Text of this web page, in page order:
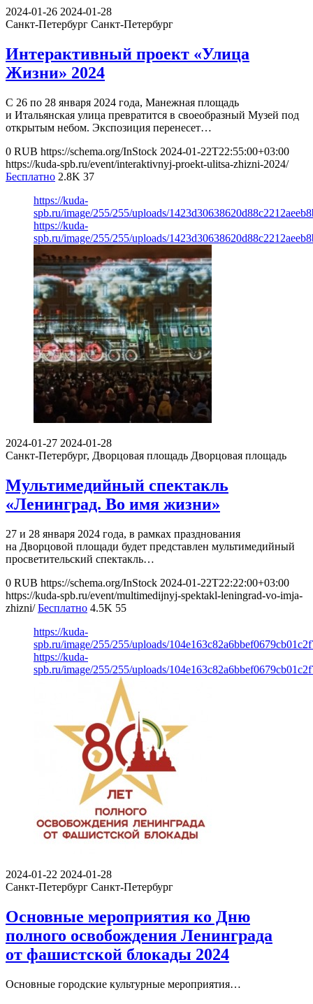
2024-01-26 2024-01-28
Санкт-Петербург Санкт-Петербург
Интерактивный проект «Улица
Жизни» 2024
С 26 по 28 января 2024 года, Манежная площадь
и Итальянская улица превратится в своеобразный Музей под
открытым небом. Экспозиция перенесет…
0 RUB https://schema.org/InStock 2024-01-22T22:55:00+03:00
https://kuda-spb.ru/event/interaktivnyj-proekt-ulitsa-zhizni-2024/
Бесплатно 2.8K 37
https://kuda-
spb.ru/image/255/255/uploads/
https://kuda-
spb.ru/image/255/255/uploads/
2024-01-27 2024-01-28
Санкт-Петербург, Дворцовая площадь Дворцовая площадь
Мультимедийный спектакль
«Ленинград. Во имя жизни»
27 и 28 января 2024 года, в рамках празднования
на Дворцовой площади будет представлен мультимедийный
просветительский спектакль…
0 RUB https://schema.org/InStock 2024-01-22T22:22:00+03:00
https://kuda-spb.ru/event/multimedijnyj-spektakl-leningrad-vo-imja-
zhizni/ Бесплатно 4.5K 55
https://kuda-
spb.ru/image/255/255/uploads/
https://kuda-
spb.ru/image/255/255/uploads/
2024-01-22 2024-01-28
Санкт-Петербург Санкт-Петербург
Основные мероприятия ко Дню
полного освобождения Ленинграда
от фашистской блокады 2024
Основные городские культурные мероприятия…